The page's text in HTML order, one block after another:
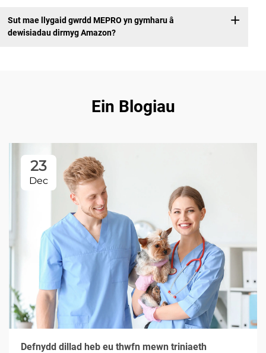
Sut mae llygaid gwrdd MEPRO yn gymharu â
dewisiadau dirmyg Amazon?
Ein Blogiau
23
Dec
Defnydd dillad heb eu thwfn mewn triniaeth